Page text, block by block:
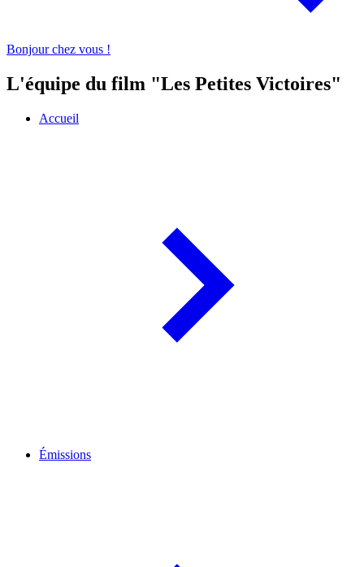
Bonjour chez vous !
L'équipe du film "Les Petites Victoires"
Accueil
Émissions